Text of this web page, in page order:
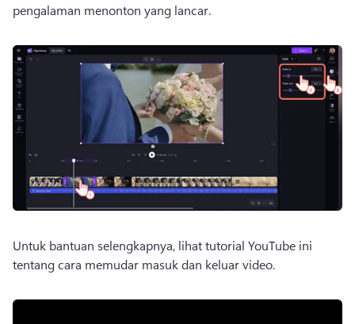
pengalaman menonton yang lancar.
Untuk bantuan selengkapnya, lihat tutorial YouTube ini
tentang cara memudar masuk dan keluar video.